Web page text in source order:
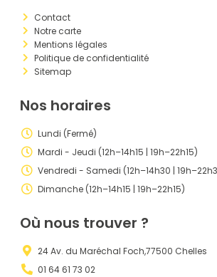
Contact
Notre carte
Mentions légales
Politique de confidentialité
Sitemap
Nos horaires
Lundi (Fermé)
Mardi - Jeudi (12h–14h15 | 19h–22h15)
Vendredi - Samedi (12h–14h30 |
Dimanche (12h–14h15 | 19h–22h15)
Où nous trouver ?
24 Av. du Maréchal Foch,77500 Chelles
01 64 61 73 02